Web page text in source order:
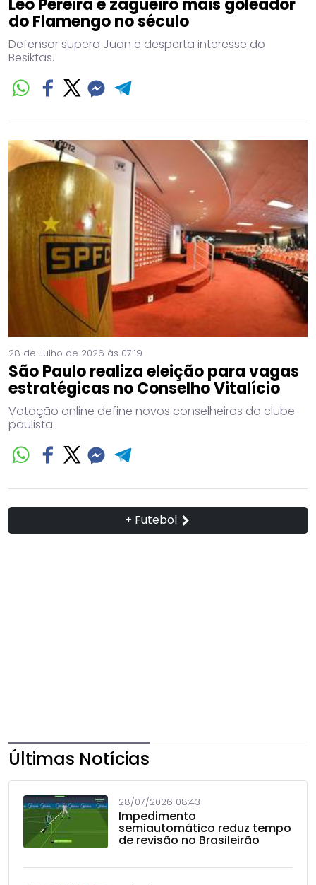
Léo Pereira é zagueiro mais goleador
do Flamengo no século
Defensor supera Juan e desperta interesse do
Besiktas.
28 de Julho de 2026 às 07:19
São Paulo realiza eleição para vagas
estratégicas no Conselho Vitalício
Votação online define novos conselheiros do clube
paulista.
+ Futebol
Últimas Notícias
28/07/2026 08:43
Impedimento
semiautomático reduz tempo
de revisão no Brasileirão